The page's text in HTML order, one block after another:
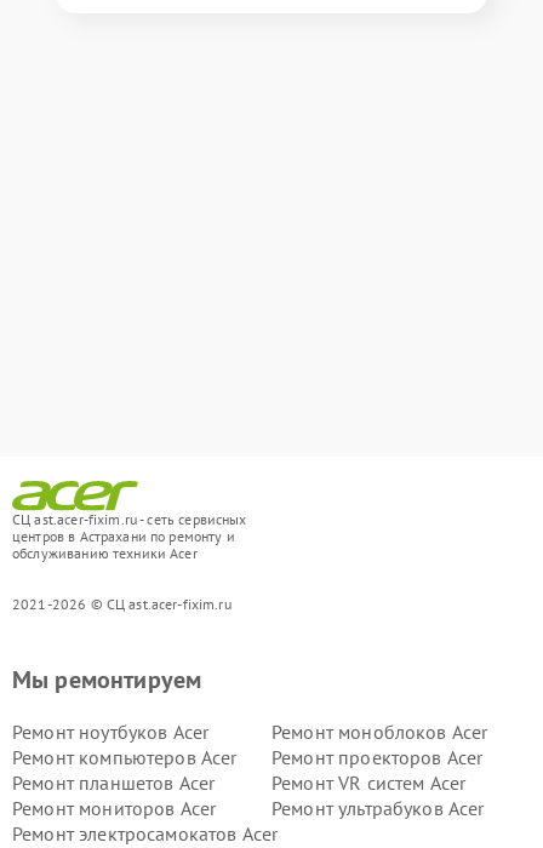
СЦ ast.acer-fixim.ru - сеть сервисных
центров в Астрахани по ремонту и
обслуживанию техники Acer
2021-2026 © СЦ ast.acer-fixim.ru
Мы ремонтируем
Ремонт ноутбуков Acer
Ремонт моноблоков Acer
Ремонт компьютеров Acer
Ремонт проекторов Acer
Ремонт планшетов Acer
Ремонт VR систем Acer
Ремонт мониторов Acer
Ремонт ультрабуков Acer
Ремонт электросамокатов Acer